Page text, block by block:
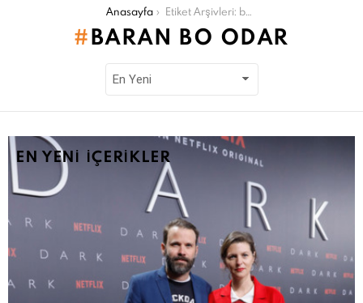
Anasayfa Etiket Arşivleri: baran bo odar
BARAN BO ODAR
EN YENI İÇERIKLER